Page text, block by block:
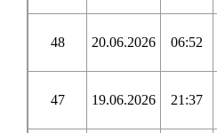
48 20.06.2026 06:52
47 19.06.2026 21:37